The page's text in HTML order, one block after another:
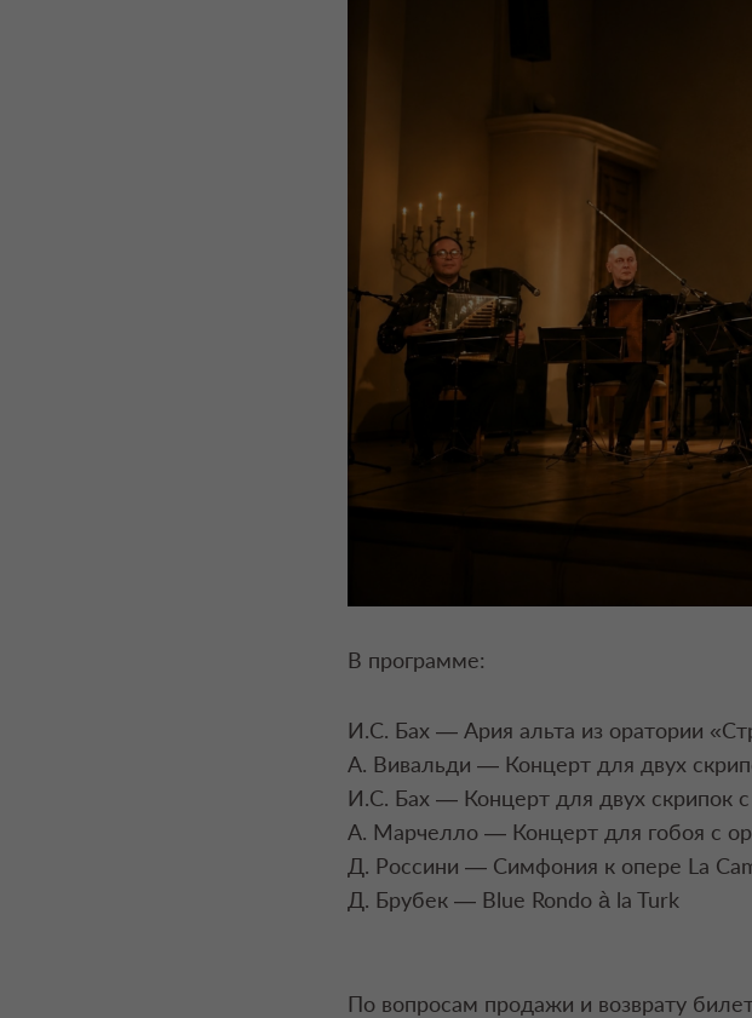
В программе:
И.С. Бах — Ария альта из оратории
А. Вивальди — Концерт для двух
И.С. Бах — Концерт для двух скрипок
А. Марчелло — Концерт для гобоя с
Д. Россини — Симфония к опере La
Д. Брубек — Blue Rondo à la Turk
По вопросам продажи и возврату